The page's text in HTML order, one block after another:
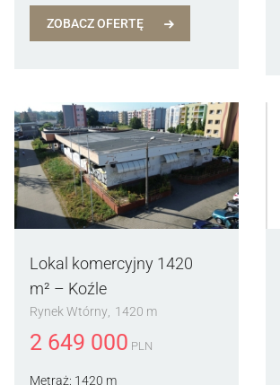
ZOBACZ OFERTĘ
Lokal komercyjny 1420
m² – Koźle
Rynek Wtórny 1420 m
2 649 000 PLN
Metraż: 1420 m